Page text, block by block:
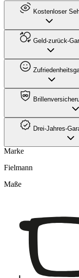
Kostenloser
Geld-zurück-
Drei-Jahres-
Marke
Fielmann
Maße